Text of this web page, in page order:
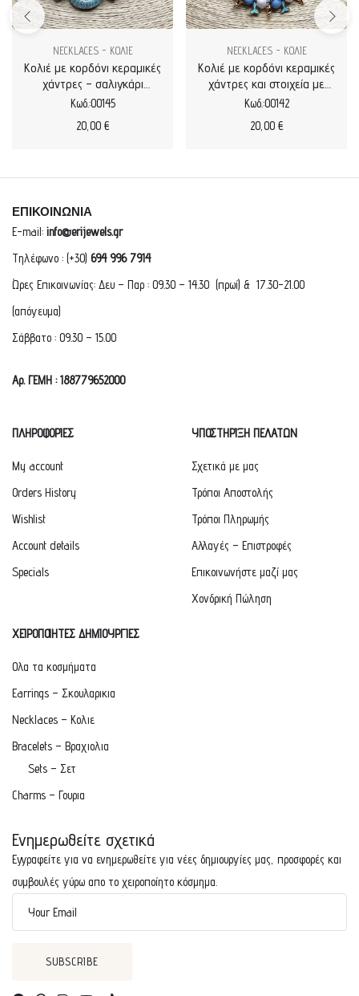
NECKLACES - ΚΟΛΙΕ
Κολιέ με κορδόνι κεραμικές
χάντρες – σαλιγκάρι
μεγάλο
Κωδ.:00145
20,00 €
NECKLACES - ΚΟΛΙΕ
Κολιέ με κορδόνι κεραμικές
χάντρες και στοιχεία με
σμάλτο
Κωδ.:00142
20,00 €
ΕΠΙΚΟΙΝΩΝΙΑ
E-mail: info@erijewels.gr
Τηλέφωνο : (+30) 694 996 7914
Ώρες Επικοινωνίας: Δευ – Παρ : 09.30 – 14.30 (πρωί) & 17.30-21.00
(απόγευμα)
Σάββατο : 09.30 – 15.00
Αρ. ΓΕΜΗ : 188779652000
ΠΛΗΡΟΦΟΡΙΕΣ
My account
Orders History
Wishlist
Account details
Specials
ΥΠΟΣΤΗΡΙΞΗ ΠΕΛΑΤΩΝ
Σχετικά με μας
Τρόποι Αποστολής
Τρόποι Πληρωμής
Αλλαγές – Επιστροφές
Επικοινωνήστε μαζί μας
Χονδρική Πώληση
ΧΕΙΡΟΠΟΙΗΤΕΣ ΔΗΜΙΟΥΡΓΙΕΣ
Ολα τα κοσμήματα
Earrings – Σκουλαρικια
Necklaces – Κολιε
Bracelets – Βραχιολια
Sets – Σετ
Charms – Γουρια
Ενημερωθείτε σχετικά
Εγγραφείτε για να ενημερωθείτε για νέες δημιουργίες μας, προσφορές και
συμβουλές γύρω απο το χειροποίητο κόσμημα.
Your Email